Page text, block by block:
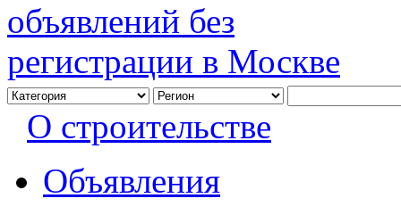
О строительстве
Объявления